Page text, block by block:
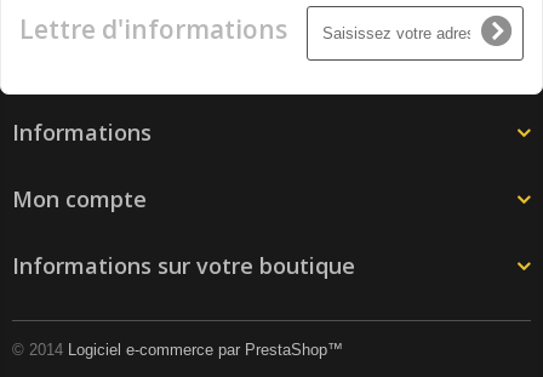
Lettre d'informations
Informations
© 2014 Logiciel e-commerce par PrestaShop™
Mon compte
Informations sur votre boutique